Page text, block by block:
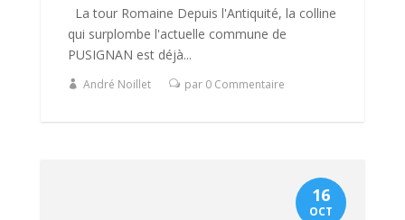
La tour Romaine Depuis l'Antiquité, la colline
qui surplombe l'actuelle commune de
PUSIGNAN est déjà...
André Noillet par 0 Commentaire
16
OCT